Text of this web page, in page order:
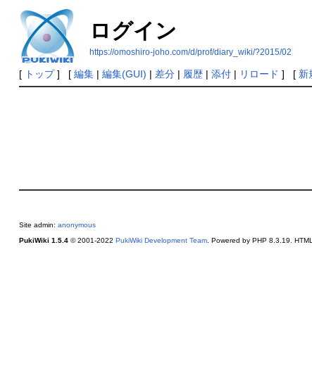
ログイン
https://omoshiro-joho.com/d/prof/diary_wiki/?2015/02
[ トップ] [ 編集| 編集(GUI) | 差分| 履歴| 添付| リロード ] [ 新
Site admin: anonymous
PukiWiki 1.5.4© 2001-2022 PukiWiki Development Team. Powered by PHP 8.3.19.